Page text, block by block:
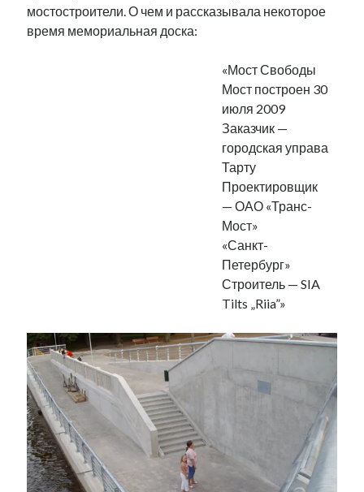
мостостроители. О чем и рассказывала некоторое
время мемориальная доска:
«Мост Свободы
Мост построен 30
июля 2009
Заказчик —
городская управа
Тарту
Проектировщик
— ОАО «Транс-
Мост»
«Санкт-
Петербург»
Строитель — SIA
Tilts „Riia”»